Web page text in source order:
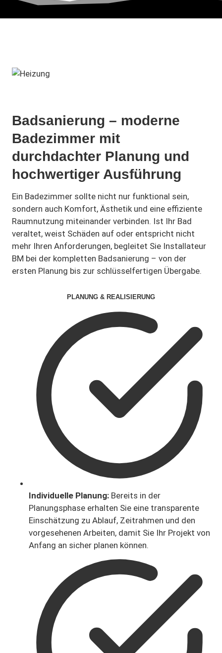
Badsanierung – moderne
Badezimmer mit
durchdachter Planung und
hochwertiger Ausführung
Ein Badezimmer sollte nicht nur funktional sein,
sondern auch Komfort, Ästhetik und eine effiziente
Raumnutzung miteinander verbinden. Ist Ihr Bad
veraltet, weist Schäden auf oder entspricht nicht
mehr Ihren Anforderungen, begleitet Sie Installateur
BM bei der kompletten Badsanierung – von der
ersten Planung bis zur schlüsselfertigen Übergabe.
PLANUNG & REALISIERUNG
Individuelle Planung: Bereits in der
Planungsphase erhalten Sie eine transparente
Einschätzung zu Ablauf, Zeitrahmen und den
vorgesehenen Arbeiten, damit Sie Ihr Projekt von
Anfang an sicher planen können.